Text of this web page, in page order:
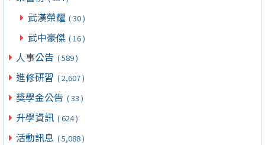
武漢榮耀 ( 30 )
武中豪傑 ( 16 )
人事公告 ( 589 )
進修研習 ( 2,607 )
獎學金公告 ( 33 )
升學資訊 ( 624 )
活動訊息 ( 5,088 )